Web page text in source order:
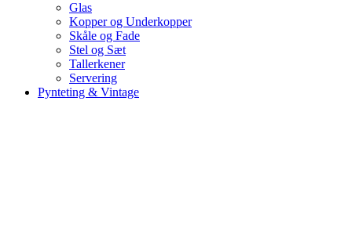
Glas
Kopper og Underkopper
Skåle og Fade
Stel og Sæt
Tallerkener
Servering
Pynteting & Vintage